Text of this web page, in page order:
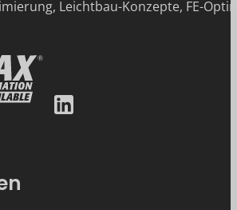
Leichtbau-Konzepte, FE-